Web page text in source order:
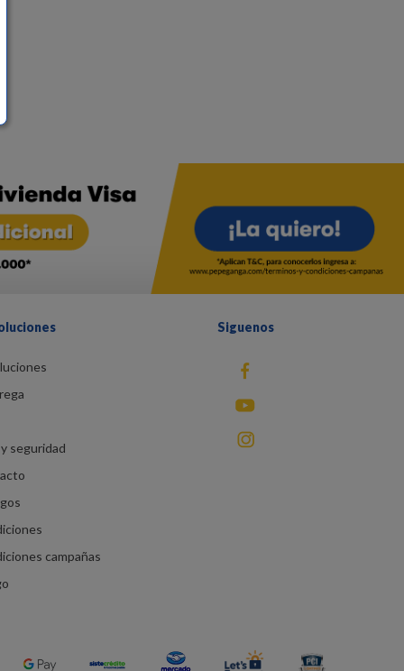
seguridad
campañas
Siguenos
fb
You Tube
instagram